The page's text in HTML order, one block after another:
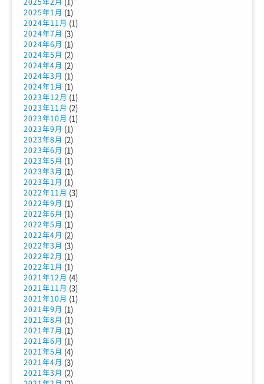
2025年1月 (1)
2024年11月 (1)
2024年7月 (3)
2024年6月 (1)
2024年5月 (2)
2024年4月 (2)
2024年3月 (1)
2024年1月 (1)
2023年12月 (1)
2023年11月 (2)
2023年10月 (1)
2023年9月 (1)
2023年8月 (2)
2023年6月 (1)
2023年5月 (1)
2023年3月 (1)
2023年1月 (1)
2022年11月 (3)
2022年9月 (1)
2022年6月 (1)
2022年5月 (1)
2022年4月 (2)
2022年3月 (3)
2022年2月 (1)
2022年1月 (1)
2021年12月 (4)
2021年11月 (3)
2021年10月 (1)
2021年9月 (1)
2021年8月 (1)
2021年7月 (1)
2021年6月 (1)
2021年5月 (4)
2021年4月 (3)
2021年3月 (2)